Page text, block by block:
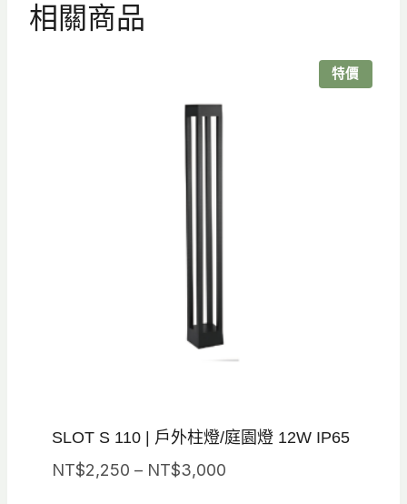
相關商品
特價
SLOT S 110 | 戶外柱燈/庭園燈 12W IP65
NT$2,250 – NT$3,000價